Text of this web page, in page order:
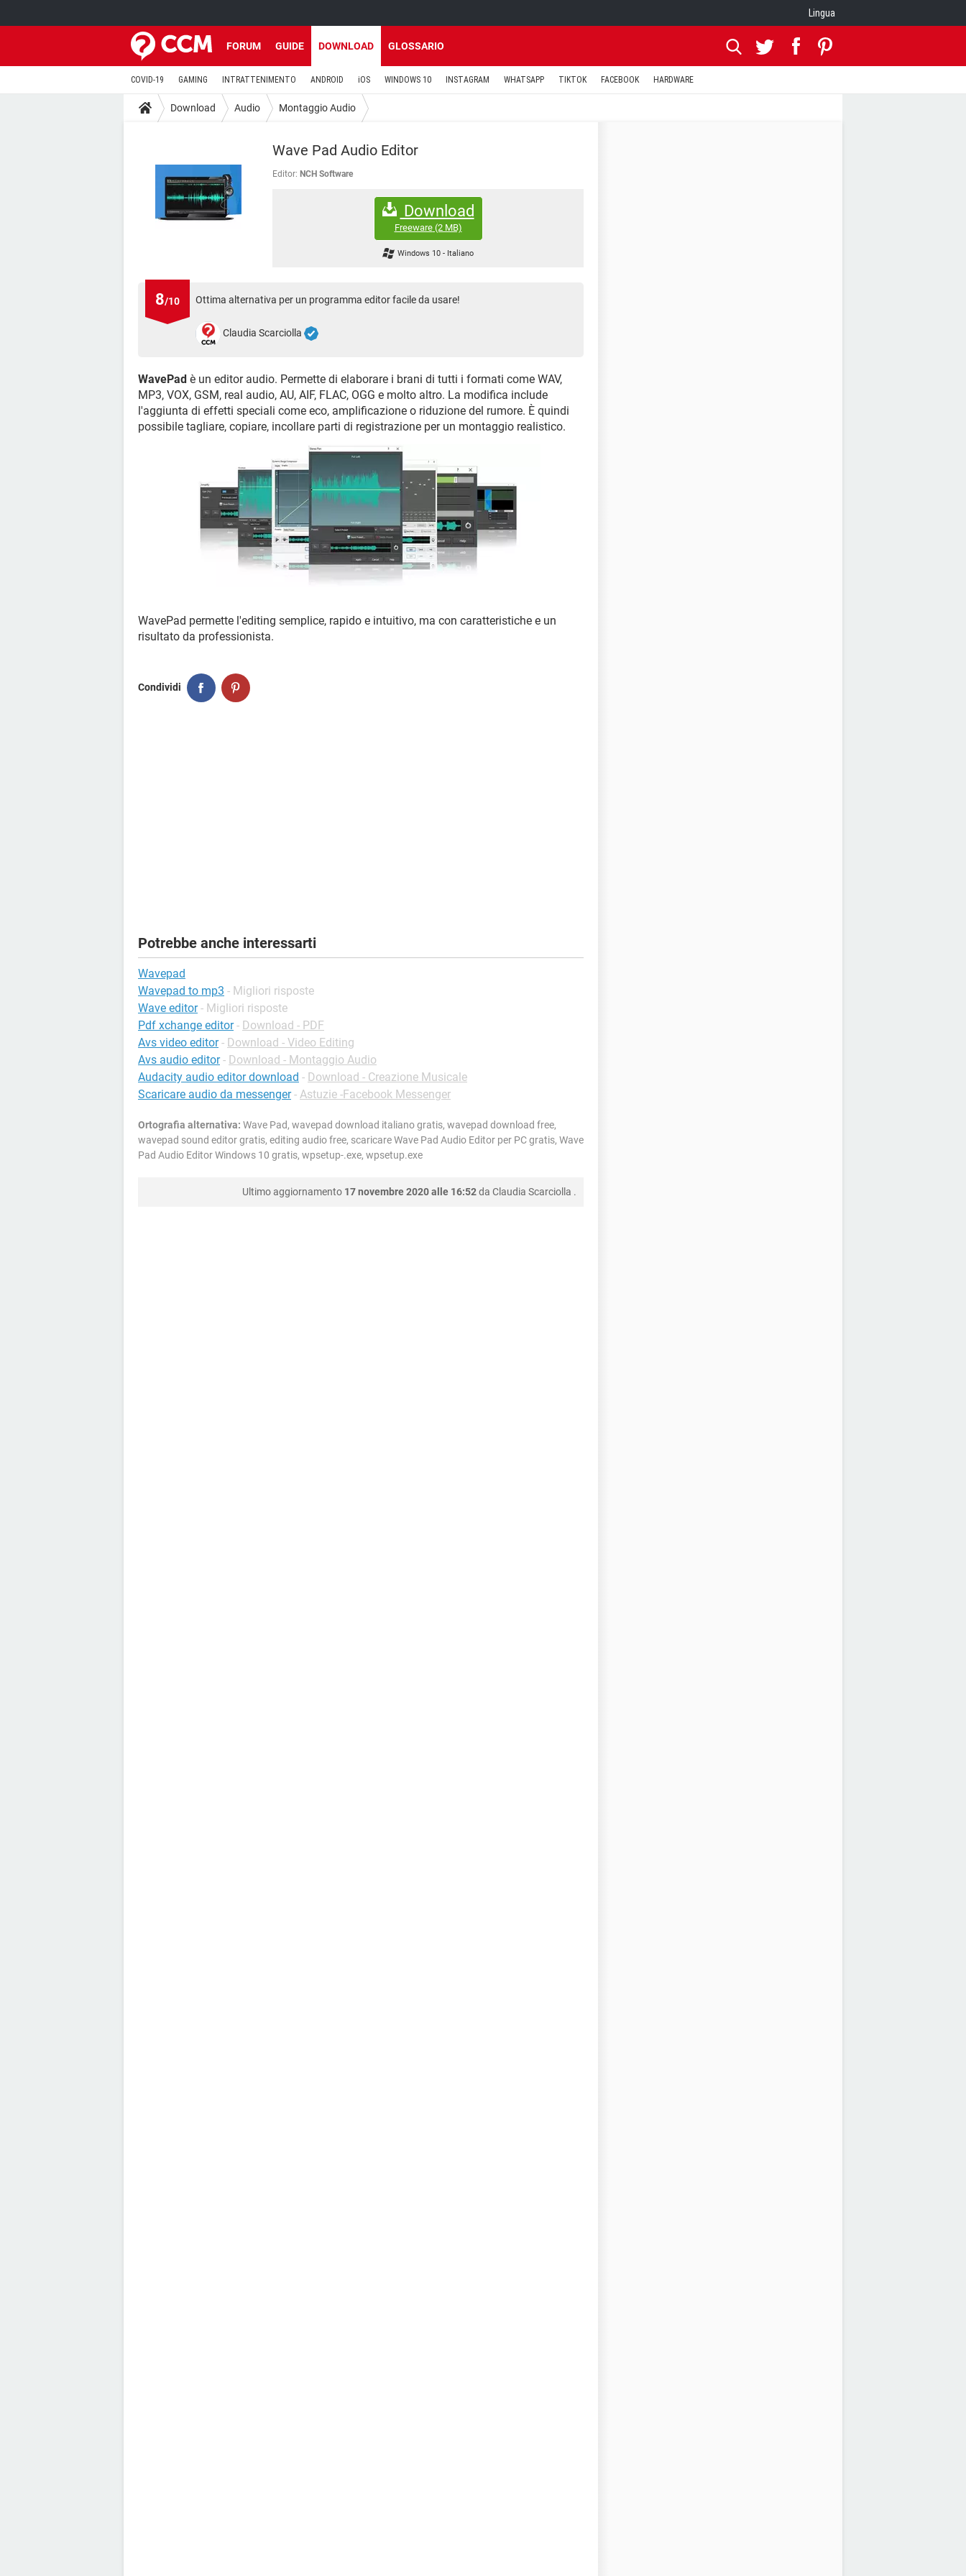
Lingua
FORUM GUIDE DOWNLOAD GLOSSARIO
COVID-19 GAMING INTRATTENIMENTO ANDROID iOS WINDOWS 10 INSTAGRAM WHATSAPP TIKTOK FACEBOOK HARDWARE
Download Audio Montaggio Audio
Wave Pad Audio Editor
Editor: NCH Software
Download
Freeware(2 MB)
Windows 10 - Italiano
8/10 Ottima alternativa per un programma editor facile da usare!
Claudia Scarciolla
WavePad è un editor audio. Permette di elaborare i brani di tutti i formati come WAV,
MP3, VOX, GSM, real audio, AU, AIF, FLAC, OGG e molto altro. La modifica include
l'aggiunta di effetti speciali come eco, amplificazione o riduzione del rumore. È quindi
possibile tagliare, copiare, incollare parti di registrazione per un montaggio realistico.
WavePad permette l'editing semplice, rapido e intuitivo, ma con caratteristiche e un
risultato da professionista.
Condividi
Potrebbe anche interessarti
Wavepad
Wavepad to mp3 - Migliori risposte
Wave editor - Migliori risposte
Pdf xchange editor - Download - PDF
Avs video editor - Download - Video Editing
Avs audio editor - Download - Montaggio Audio
Audacity audio editor download - Download - Creazione Musicale
Scaricare audio da messenger - Astuzie -Facebook Messenger
Ortografia alternativa: Wave Pad, wavepad download italiano gratis, wavepad download free,
wavepad sound editor gratis, editing audio free, scaricare Wave Pad Audio Editor per PC gratis, Wave
Pad Audio Editor Windows 10 gratis, wpsetup-.exe, wpsetup.exe
Ultimo aggiornamento 17 novembre 2020 alle 16:52da Claudia Scarciolla .